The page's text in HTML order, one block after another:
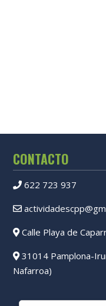
CONTACTO
622 723 937
Calle Playa de
31014 Pamplona-
Nafarroa)